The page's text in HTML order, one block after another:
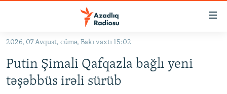
Əsas
qayıt
Əsas
naviqasiyaya
KORRUPSIOMETR
2026, 07 Avqust, cümə, Bakı vaxtı 15:02
Putin Şimali Qafqazla bağlı yeni
təşəbbüs irəli sürüb